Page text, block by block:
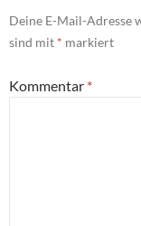
Deine E-Mail-
sind mit * markiert
Kommentar *